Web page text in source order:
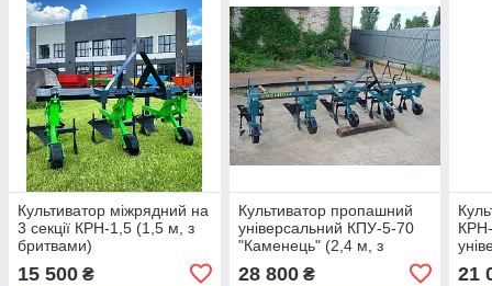
Культиватор міжрядний на
3 секції КРН-1,5 (1,5 м, з
бритвами)
15 500 ₴
Культиватор пропашний
універсальний КПУ-5-70
"Каменець" (2,4 м, з
28 800₴ 21